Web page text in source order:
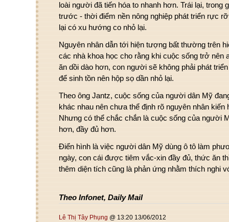
loài người đã tiến hóa to nhanh hơn. Trái lại, trong
trước - thời điểm nền nông nghiệp phát triển rực
lại có xu hướng co nhỏ lại.
Nguyên nhân dẫn tới hiện tượng bất thường trên
các nhà khoa học cho rằng khi cuộc sống trở nên
ăn dồi dào hơn, con người sẽ không phải phát
để sinh tồn nên hộp sọ dần nhỏ lại.
Theo ông Jantz, cuộc sống của người dân Mỹ
khác nhau nên chưa thể định rõ nguyên nhân kiến
Nhưng có thể chắc chắn là cuộc sống của người
hơn, đầy đủ hơn.
Điển hình là việc người dân Mỹ dùng ô tô làm
ngày, con cái được tiêm vắc-xin đầy đủ, thức ăn
thêm diện tích cũng là phản ứng nhằm thích nghi
Theo Infonet, Daily Mail
Lê Thị Tây Phụng @ 13:20 13/06/2012